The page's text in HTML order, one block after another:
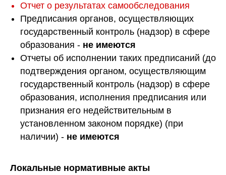
Отчет о результатах самообследования
Предписания органов, осуществляющих
государственный контроль (надзор) в сфере
образования - не имеются
Отчеты об исполнении таких предписаний (до
подтверждения органом, осуществляющим
государственный контроль (надзор) в сфере
образования, исполнения предписания или
признания его недействительным в
установленном законом порядке) (при
наличии) - не имеются
Локальные нормативные акты